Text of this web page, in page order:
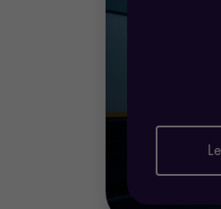
due diligence
revisión de